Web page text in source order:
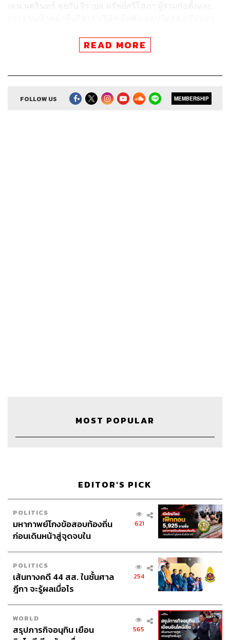
จำกัด ถึงเรื่องราวสำคัญที่สองต้องเผชิญในฐานะ ‘ยูนิคอร์น
มือใหม่’ พร้อมเผยวิธีเอาตัวรอดแบบไร้ตำราที่หาไม่ได้จากที่
Credits
Show Creatorนครินทร์ วนกิจไพบูลย์
The Secret Sauce Managerปวริศา ตั้งตุลานนท์
Content Creator
Video Editorวุฒิชัย ถิระบัญชาศักดิ์
READ MORE
FOLLOW US MEMBERSHIP
MOST POPULAR
EDITOR'S PICK
POLITICS
มหากาพย์โกงข้อสอบท้องถิ่น
ก่อนเดินหน้าสู่จุดจบใน
621
POLITICS
เส้นทางคดี 44 สส. ในชั้นศาล
ฎีกา จะรู้ผลเมื่อไร
254
WORLD
สรุปภารกิจอนุทิน เยือน
565